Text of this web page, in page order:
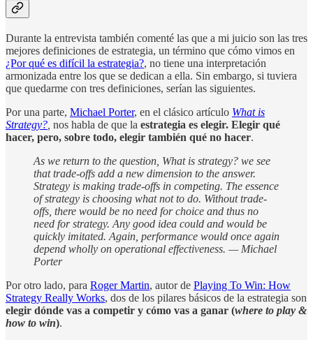
Durante la entrevista también comenté las que a mi juicio son las tres
mejores definiciones de estrategia, un término que cómo vimos en
¿Por qué es difícil la estrategia?, no tiene una interpretación
armonizada entre los que se dedican a ella. Sin embargo, si tuviera
que quedarme con tres definiciones, serían las siguientes.
Por una parte, Michael Porter, en el clásico artículo What is
Strategy? nos habla de que la estrategia es elegir. Elegir qué
hacer, pero, sobre todo, elegir también qué no hacer.
As we return to the question, What is strategy? we see
that trade-offs add a new dimension to the answer.
Strategy is making trade-offs in competing. The essence
of strategy is choosing what not to do. Without trade-
offs, there would be no need for choice and thus no
need for strategy. Any good idea could and would be
quickly imitated. Again, performance would once again
depend wholly on operational effectiveness. — Michael
Porter
Por otro lado, para Roger Martin, autor de Playing To Win: How
Strategy Really Works, dos de los pilares básicos de la estrategia son
elegir dónde vas a competir y cómo vas a ganar (where to play &
how to win).